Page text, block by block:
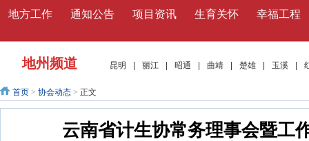
地方工作 通知公告 项目资讯 生育关怀 幸福工程
地州频道 昆明 丽江 昭通 曲靖 楚雄 玉溪
首页 > 协会动态 > 正文
云南省计生协常务理事会暨工